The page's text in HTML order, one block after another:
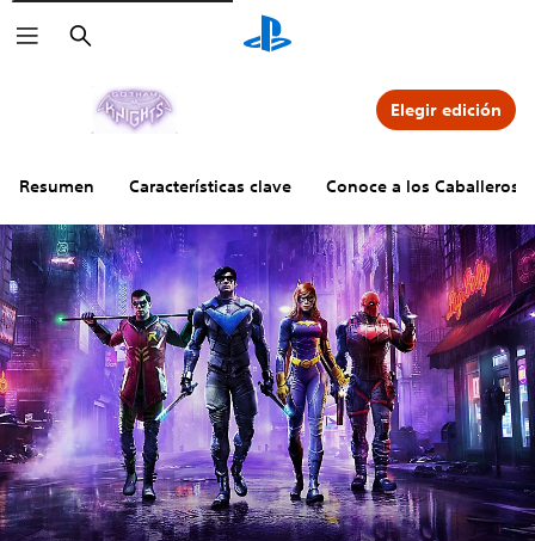
Buscar
Resumen Características clave Conoce a los Caballeros
Elegir edición